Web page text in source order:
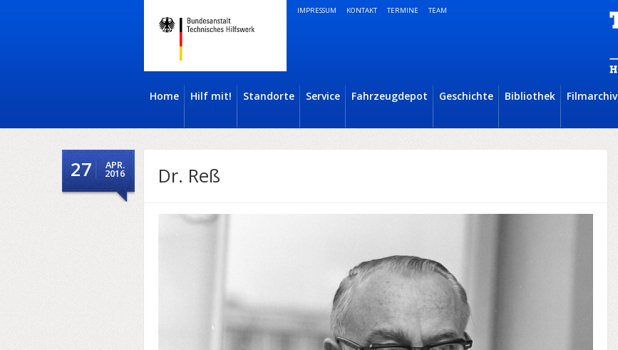
IMPRESSUM KONTAKT TERMINE TEAM
Home Hilf mit! Standorte Service Fahrzeugdepot Geschichte Bibliothek Filmarchiv
27 APR.
2016 Dr. Reß